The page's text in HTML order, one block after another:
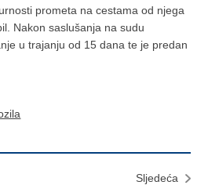
prometa na cestama od njega
Nakon saslušanja na sudu
u trajanju od 15 dana te je predan
Sljedeća